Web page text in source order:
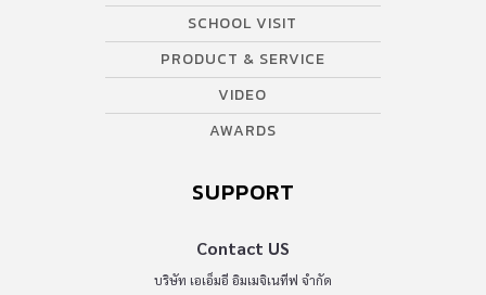
SCHOOL VISIT
PRODUCT & SERVICE
VIDEO
AWARDS
SUPPORT
Contact US
บริษัท เอเอ็มอี อิมเมจิเนทีฟ จำกัด